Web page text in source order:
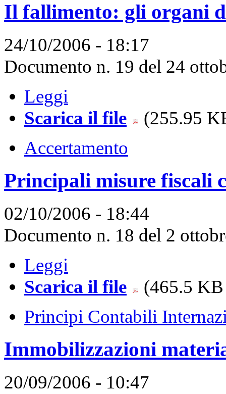
Il fallimento: gli organi
24/10/2006 - 18:17
Documento n. 19 del 24
Leggi
Scarica il file
(255.95
Accertamento
Principali misure fiscali
02/10/2006 - 18:44
Documento n. 18 del 2
Leggi
Scarica il file
(465.5
Principi Contabili
Immobilizzazioni
20/09/2006 - 10:47